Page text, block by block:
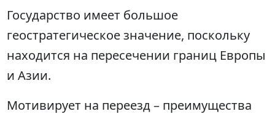
Государство имеет большое
геостратегическое значение, поскольку
находится на пересечении границ Европы
и Азии.
Мотивирует на переезд – преимущества